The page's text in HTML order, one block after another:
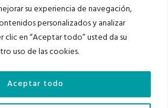
su experiencia de navegación,
personalizados y analizar
clic en “Aceptar todo” usted da su
uso de las cookies.
Aceptar todo
Auditados por